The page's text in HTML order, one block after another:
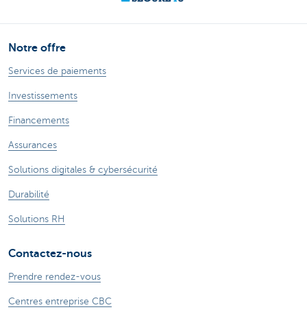
Notre offre
Services de paiements
Investissements
Financements
Assurances
Solutions digitales & cybersécurité
Durabilité
Solutions RH
Contactez-nous
Prendre rendez-vous
Centres entreprise CBC